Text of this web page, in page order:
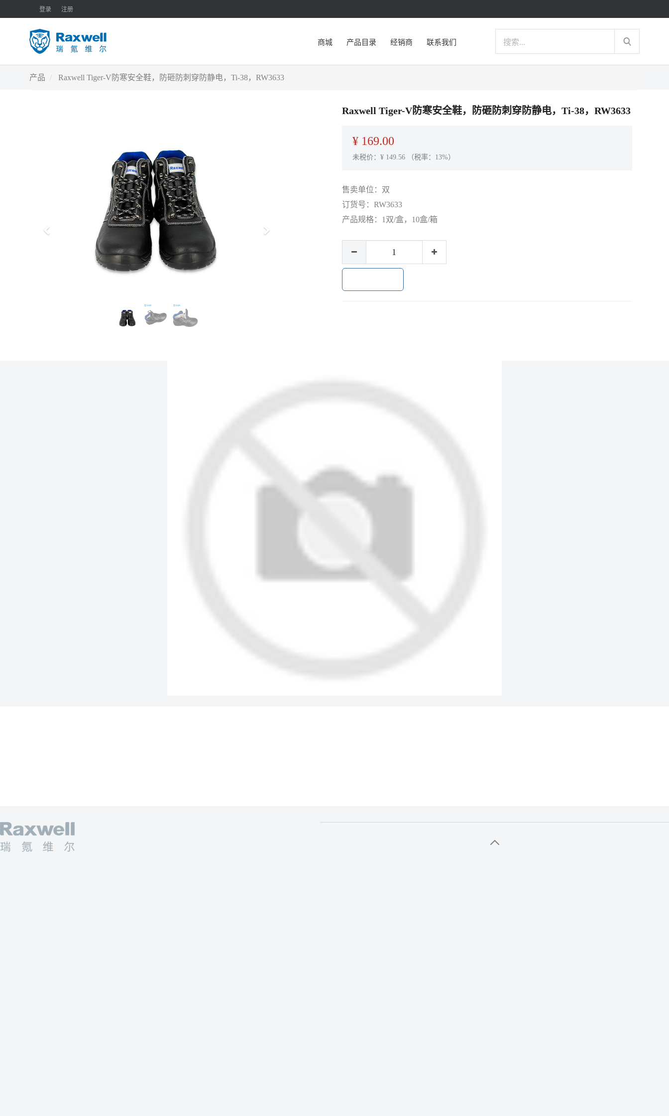
登录 注册
商城 产品目录 经销商 联系我们
产品 Raxwell Tiger-V防寒安全鞋，防砸防刺穿防静电，Ti-38，RW3633
下
Raxwell Tiger-V防寒安全鞋，防砸防刺穿防静电，Ti-38，RW3633
¥ 169.00
未税价：¥ 149.56（税率：13%）
售卖单位： 双
订货号： RW3633
产品规格： 1双/盒，10盒/箱